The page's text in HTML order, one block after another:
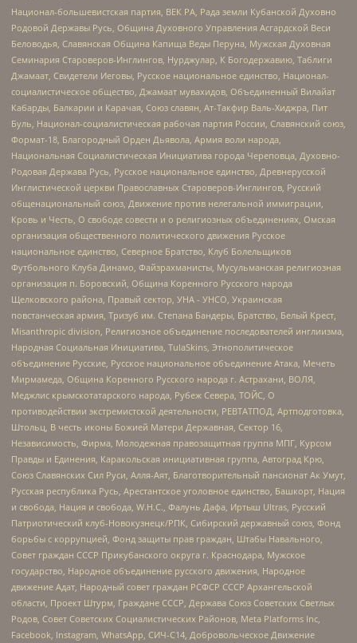
Национал-большевистская партия, ВЕК РА, Рада земли Кубанской Духовно
Родовой Державы Русь, Община Духовного Управления Асгардской Веси
Беловодья, Славянская Община Капища Веды Перуна, Мужская Духовная
Семинария Староверов-Инглингов, Нурджулар, К Богодержавию, Таблиги
Джамаат, Свидетели Иеговы, Русское национальное единство, Национал-
социалистическое общество, Джамаат мувахидов, Объединенный Вилайат
Кабарды, Балкарии и Карачая, Союз славян, Ат-Такфир Валь-Хиджра, Пит
Буль, Национал-социалистическая рабочая партия России, Славянский союз,
Формат-18, Благородный Орден Дьявола, Армия воли народа,
Национальная Социалистическая Инициатива города Череповца, Духовно-
Родовая Держава Русь, Русское национальное единство, Древнерусской
Инглистической церкви Православных Староверов-Инглингов, Русский
общенациональный союз, Движение против нелегальной иммиграции,
Кровь и Честь, О свободе совести и о религиозных объединениях, Омская
организация общественного политического движения Русское
национальное единство, Северное Братство, Клуб Болельщиков
Футбольного Клуба Динамо, Файзрахманисты, Мусульманская религиозная
организация п. Боровский, Община Коренного Русского народа
Щелковского района, Правый сектор, УНА - УНСО, Украинская
повстанческая армия, Тризуб им. Степана Бандеры, Братство, Белый Крест,
Misanthropic division, Религиозное объединение последователей инглиизма,
Народная Социальная Инициатива, TulaSkins, Этнополитическое
объединение Русские, Русское национальное объединение Атака, Мечеть
Мирмамеда, Община Коренного Русского народа г. Астрахани, ВОЛЯ,
Меджлис крымскотатарского народа, Рубеж Севера, ТОЙС, О
противодействии экстремистской деятельности, РЕВТАТПОД, Артподготовка,
Штольц, В честь иконы Божией Матери Державная, Сектор 16,
Независимость, Фирма, Молодежная правозащитная группа МПГ, Курсом
Правды и Единения, Каракольская инициативная группа, Автоград Крю,
Союз Славянских Сил Руси, Алля-Аят, Благотворительный пансионат Ак Умут,
Русская республика Русь, Арестантское уголовное единство, Башкорт, Нация
и свобода, Нация и свобода, W.H.С., Фалунь Дафа, Иртыш Ultras, Русский
Патриотический клуб-Новокузнецк/РПК, Сибирский державный союз, Фонд
борьбы с коррупцией, Фонд защиты прав граждан, Штабы Навального,
Совет граждан СССР Прикубанского округа г. Краснодара, Мужское
государство, Народное объединение русского движения, Народное
движение Адат, Народный совет граждан РСФСР СССР Архангельской
области, Проект Штурм, Граждане СССР, Держава Союз Советских Светлых
Родов, Совет Советских Социалистических Районов, Meta Platforms Inc,
Facebook, Instagram, WhatsApp, СИЧ-С14, Добровольческое Движение